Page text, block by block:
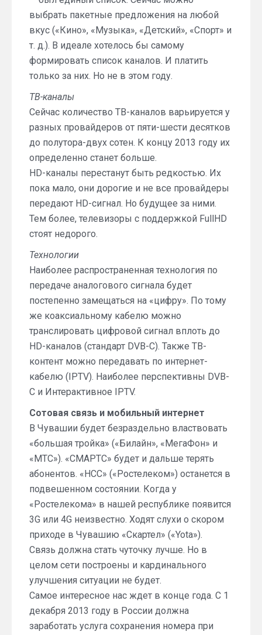
выбрать пакетные предложения на любой
вкус («Кино», «Музыка», «Детский», «Спорт» и
т. д.). В идеале хотелось бы самому
формировать список каналов. И платить
только за них. Но не в этом году.
ТВ-каналы
Сейчас количество ТВ-каналов варьируется у
разных провайдеров от пяти-шести десятков
до полутора-двух сотен. К концу 2013 году их
определенно станет больше.
HD-каналы перестанут быть редкостью. Их
пока мало, они дорогие и не все провайдеры
передают HD-сигнал. Но будущее за ними.
Тем более, телевизоры с поддержкой FullHD
стоят недорого.
Технологии
Наиболее распространенная технология по
передаче аналогового сигнала будет
постепенно замещаться на «цифру». По тому
же коаксиальному кабелю можно
транслировать цифровой сигнал вплоть до
HD-каналов (стандарт DVB-C). Также ТВ-
контент можно передавать по интернет-
кабелю (IPTV). Наиболее перспективны DVB-
C и Интерактивное IPTV.
Сотовая связь и мобильный интернет
В Чувашии будет безраздельно властвовать
«большая тройка» («Билайн», «МегаФон» и
«МТС»). «СМАРТС» будет и дальше терять
абонентов. «НСС» («Ростелеком») останется в
подвешенном состоянии. Когда у
«Ростелекома» в нашей республике появится
3G или 4G неизвестно. Ходят слухи о скором
приходе в Чувашию «Скартел» («Yota»).
Связь должна стать чуточку лучше. Но в
целом сети построены и кардинального
улучшения ситуации не будет.
Самое интересное нас ждет в конце года. С 1
декабря 2013 году в России должна
заработать услуга сохранения номера при